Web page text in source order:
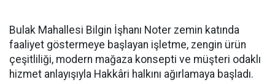
Bulak Mahallesi Bilgin İşhanı Noter zemin katında
faaliyet göstermeye başlayan işletme, zengin ürün
çeşitliliği, modern mağaza konsepti ve müşteri odaklı
hizmet anlayışıyla Hakkâri halkını ağırlamaya başladı.